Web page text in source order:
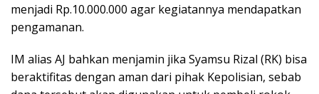
menjadi Rp.10.000.000 agar kegiatannya mendapatkan
pengamanan.
IM alias AJ bahkan menjamin jika Syamsu Rizal (RK) bisa
beraktifitas dengan aman dari pihak Kepolisian, sebab